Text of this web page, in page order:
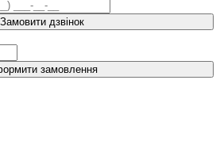
Замовити дзвінок
замовлення